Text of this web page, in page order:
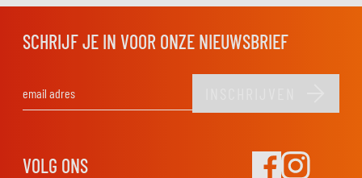
SCHRIJF JE IN VOOR ONZE NIEUWSBRIEF
VOLG ONS